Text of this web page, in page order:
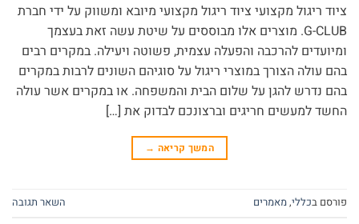
ציוד ריגול מקצועי ציוד ריגול מקצועי מיובא ומשווק על ידי חברת
G-CLUB. מוצרים אלו מבוססים על שיטת עשה זאת בעצמך
ומיועדים להרכבה והפעלה עצמית, פשוטה ויעילה. במקרים רבים
בהם עולה הצורך במוצרי ריגול על סוגיהם השונים לרבות במקרים
בהם נדרש להגן על שלום הבית והמשפחה. או במקרים אשר עולה
החשד למעשים חריגים וברצונכם לבדוק את […]
המשך קריאה →
פורסם בכללי,מאמרים השאר תגובה